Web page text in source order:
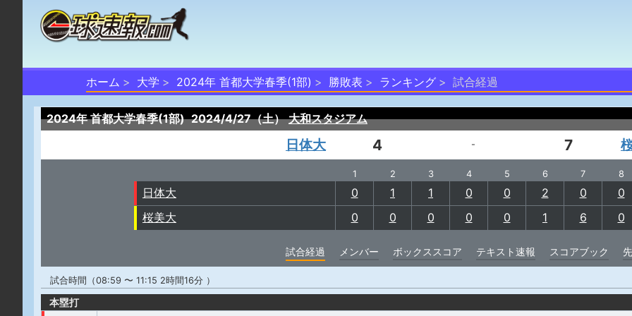
ホーム 大学 2024年 首都大学春季(1部) 勝敗表 ランキング 試合経過
2024年 首都大学春季(1部) 2024/4/27（土） 大和スタジアム
日体大 4 - 7
1 2 3 4 5 6 7 8
日体大 0 1 1 0 0 2 0
0
桜美大
0 0 0 0 0 1 6 0
試合経過 メンバー ボックススコア テキスト速報 スコアブック
試合時間（08:59 〜 11:15 2時間16分 ）
本塁打